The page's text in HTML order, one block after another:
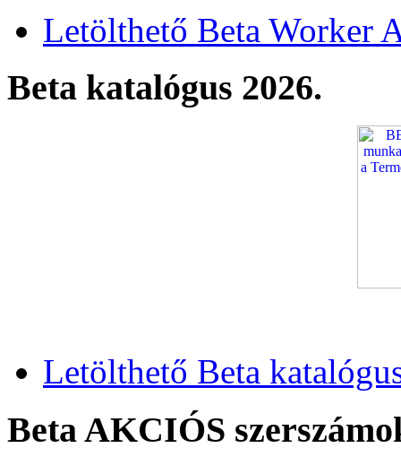
Letölthető Beta Worker
Beta katalógus 2026.
Letölthető Beta
Beta AKCIÓS